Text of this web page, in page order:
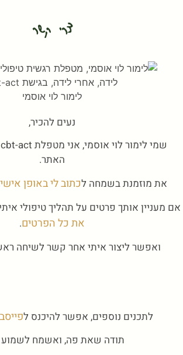
צרי קשר
לימור לוי אוסמי
נעים להכיר,
האתר.
את מוזמנת בשמחה לכתוב לי באופן אישי
אם מעניין אותך פרטים על תהליך טיפולי
את כל הפרטים.
ואפשר ליצור איתי אחר קשר לשיחה
לתכנים נוספים, אפשר להיכנס ל
תודה שאת פה, ואשמח